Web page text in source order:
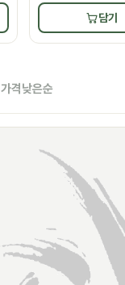
담기
가격낮은순